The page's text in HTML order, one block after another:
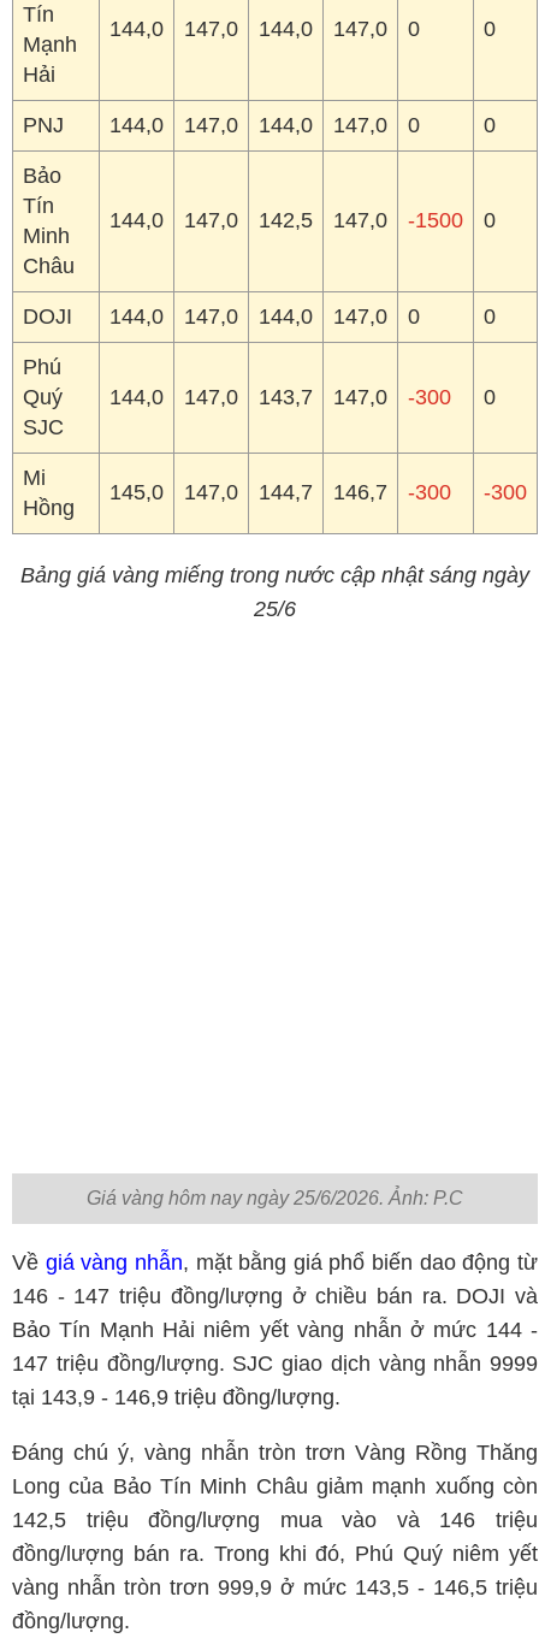
Tín
Mạnh
Hải
144,0 147,0 144,0 147,0 0 0
PNJ 144,0 147,0 144,0 147,0 0 0
Bảo
Tín
Minh
Châu
144,0 147,0 142,5 147,0 -1500 0
DOJI 144,0 147,0 144,0 147,0 0 0
Phú
Quý
SJC
144,0 147,0 143,7 147,0 -300 0
Mi
Hồng
145,0 147,0 144,7 146,7 -300 -300
Bảng giá vàng miếng trong nước cập nhật sáng ngày
25/6
147 triệu đồng/lượng. SJC giao dịch vàng nhẫn 9999
tại 143,9 - 146,9 triệu đồng/lượng.
Đáng chú ý, vàng nhẫn tròn trơn Vàng Rồng Thăng
Long của Bảo Tín Minh Châu giảm mạnh xuống còn
142,5 triệu đồng/lượng mua vào và 146 triệu
đồng/lượng bán ra. Trong khi đó, Phú Quý niêm yết
vàng nhẫn tròn trơn 999,9 ở mức 143,5 - 146,5 triệu
đồng/lượng.
Nhìn chung, thị trường vàng trong nước đang trong
trạng thái đi ngang sau nhịp điều chỉnh mạnh đầu
tuần. Dù giá bán ra tại nhiều doanh nghiệp vẫn duy trì
quanh mốc 147 triệu đồng/lượng, sự phân hóa ở
chiều mua vào cho thấy tâm lý thận trọng vẫn hiện